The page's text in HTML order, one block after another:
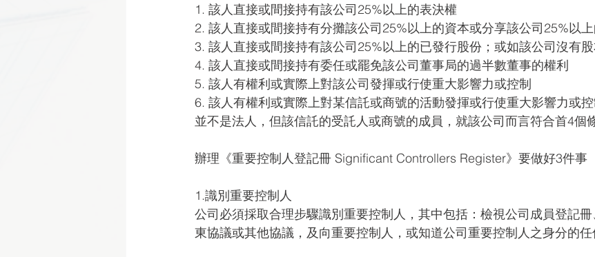
1. 該人直接或間接持有該公司25%以上的表決權
2. 該人直接或間接持有分攤該公司25%以上的資本或分享該公司25%以
3. 該人直接或間接持有該公司25%以上的已發行股份；或如該公司沒有股
4. 該人直接或間接持有委任或罷免該公司董事局的過半數董事的權利
5. 該人有權利或實際上對該公司發揮或行使重大影響力或控制
6. 該人有權利或實際上對某信託或商號的活動發揮或行使重大影響力或
並不是法人，但該信託的受託人或商號的成員，就該公司而言符合首4個
辦理《重要控制人登記冊 Significant Controllers Register》要做好3件事
1.識別重要控制人
公司必須採取合理步驟識別重要控制人，其中包括：檢視公司成員登記
東協議或其他協議，及向重要控制人，或知道公司重要控制人之身分的任